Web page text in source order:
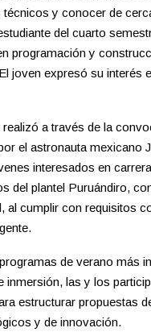
y conocer de
del cuarto
programación y
joven expresó su interés
a través de la
el astronauta mexicano
interesados en
del plantel Puruándiro,
al cumplir con requisitos
de verano más
inmersión, las y los
estructurar propuestas
y de innovación.